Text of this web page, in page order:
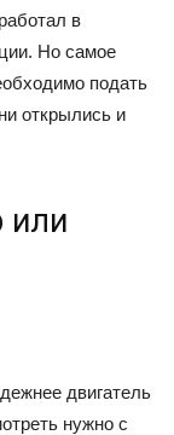
в
Но самое
подать
открылись и
или
двигатель
нужно с